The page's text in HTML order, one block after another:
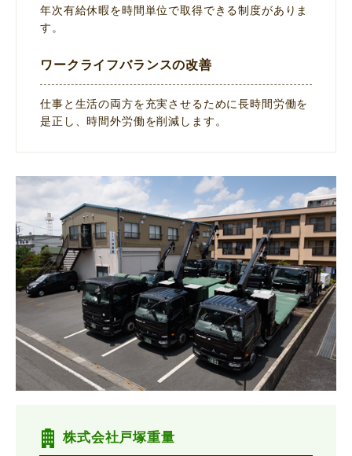
年次有給休暇を時間単位で取得できる制度がありま
す。
ワークライフバランスの改善
仕事と生活の両方を充実させるために長時間労働を
是正し、時間外労働を削減します。
株式会社戸塚重量